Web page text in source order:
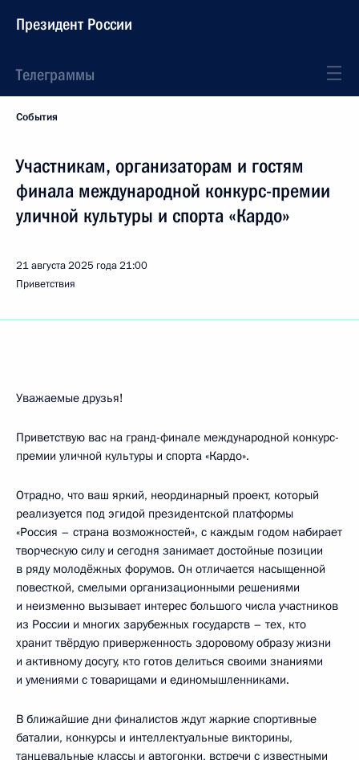
Президент России
Телеграммы
События
Участникам, организаторам и гостям
финала международной конкурс-премии
уличной культуры и спорта «Кардо»
21 августа 2025 года21:00
Приветствия
Уважаемые друзья!
Приветствую вас на гранд-финале международной конкурс-
премии уличной культуры и спорта «Кардо».
Отрадно, что ваш яркий, неординарный проект, который
реализуется под эгидой президентской платформы
«Россия – страна возможностей», с каждым годом набирает
творческую силу и сегодня занимает достойные позиции
в ряду молодёжных форумов. Он отличается насыщенной
повесткой, смелыми организационными решениями
и неизменно вызывает интерес большого числа участников
из России и многих зарубежных государств – тех, кто
хранит твёрдую приверженность здоровому образу жизни
и активному досугу, кто готов делиться своими знаниями
и умениями с товарищами и единомышленниками.
В ближайшие дни финалистов ждут жаркие спортивные
баталии, конкурсы и интеллектуальные викторины,
танцевальные классы и автогонки, встречи с известными